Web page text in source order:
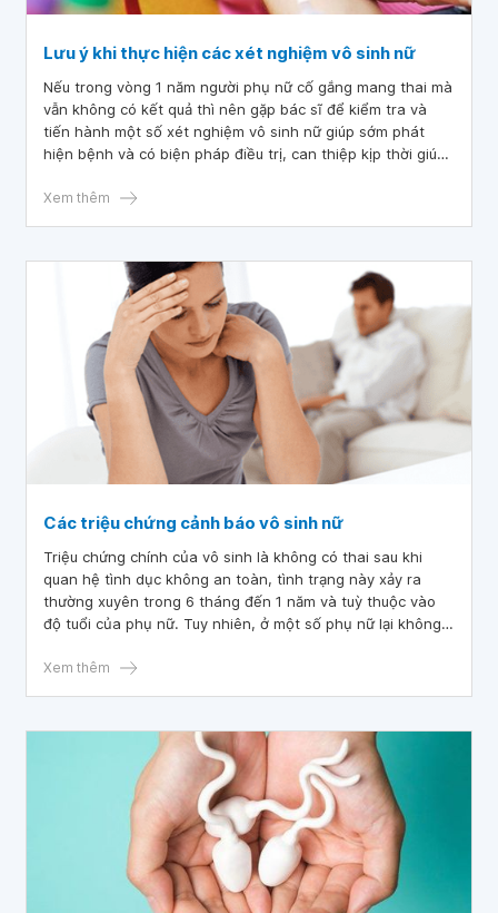
Lưu ý khi thực hiện các xét nghiệm vô sinh nữ
Nếu trong vòng 1 năm người phụ nữ cố gắng mang thai mà
vẫn không có kết quả thì nên gặp bác sĩ để kiểm tra và
tiến hành một số xét nghiệm vô sinh nữ giúp sớm phát
hiện bệnh và có biện pháp điều trị, can thiệp kịp thời giúp
Xem thêm
Các triệu chứng cảnh báo vô sinh nữ
Triệu chứng chính của vô sinh là không có thai sau khi
quan hệ tình dục không an toàn, tình trạng này xảy ra
thường xuyên trong 6 tháng đến 1 năm và tuỳ thuộc vào
độ tuổi của phụ nữ. Tuy nhiên, ở một số phụ nữ lại không
Xem thêm